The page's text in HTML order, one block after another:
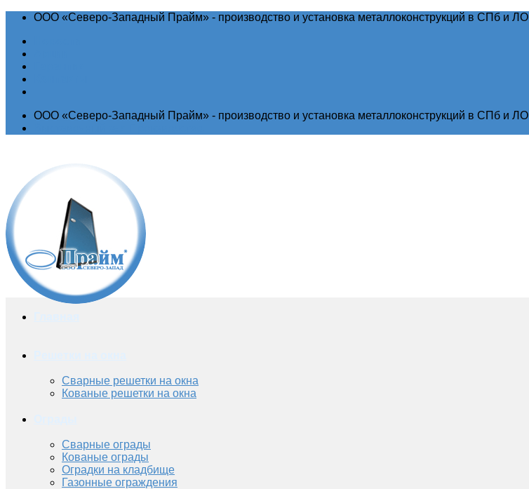
ООО «Северо-Западный Прайм» - производство и установка металлоконструкций в СПб и ЛО
ООО «Северо-Западный Прайм» - производство и установка металлоконструкций в СПб и ЛО
Сварные решетки на окна
Кованые решетки на окна
Сварные ограды
Кованые ограды
Оградки на кладбище
Газонные ограждения